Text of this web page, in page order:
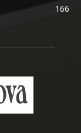
166